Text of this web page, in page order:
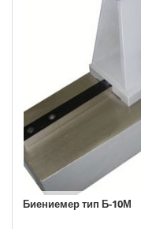
Биениемер тип Б-10М